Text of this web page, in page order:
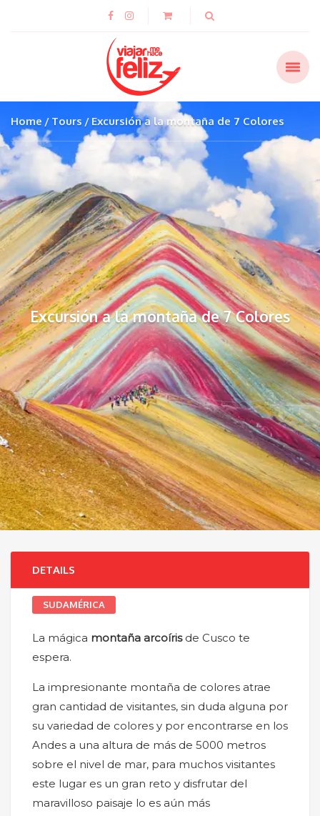
Home Tours Excursión a la montaña de 7 Colores
Excursión a la montaña de 7 Colores
DETAILS
SUDAMÉRICA
La mágica montaña arcoírisde Cusco te
espera.
La impresionante montaña de colores atrae
gran cantidad de visitantes, sin duda alguna por
su variedad de colores y por encontrarse en los
Andes a una altura de más de 5000 metros
sobre el nivel de mar, para muchos visitantes
este lugar es un gran reto y disfrutar del
maravilloso paisaje lo es aún más